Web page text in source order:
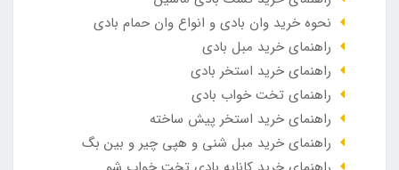
نحوه خرید وان بادی و انواع وان حمام بادی
راهنمای خرید مبل بادی
راهنمای خرید استخر بادی
راهنمای تخت خواب بادی
راهنمای خرید استخر پیش ساخته
راهنمای خرید مبل شنی و هپی چیر و بین بگ